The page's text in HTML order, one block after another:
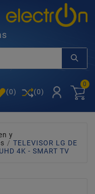
(0) (0)
0
y
TELEVISOR LG DE
4K - SMART TV